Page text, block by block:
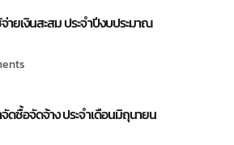
ายเงินสะสม ประจำปีงบประมาณ
ดซื้อจัดจ้าง ประจำเดือนมิถุนายน